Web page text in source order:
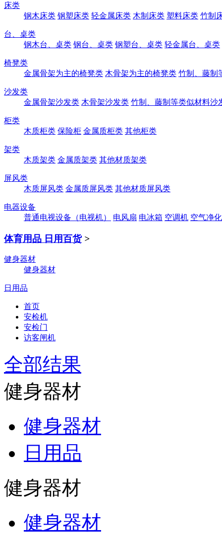
床类
钢木床类 钢塑床类 轻金属床类 木制床类 塑料床类 竹制
台、桌类
钢木台、桌类 钢台、桌类 钢塑台、桌类 轻金属台、桌类
椅凳类
金属骨架为主的椅凳类 木骨架为主的椅凳类 竹制、藤制
沙发类
金属骨架沙发类 木骨架沙发类 竹制、藤制等类似材料沙
柜类
木质柜类 保险柜 金属质柜类 其他柜类
架类
木质架类 金属质架类 其他材质架类
屏风类
木质屏风类 金属质屏风类 其他材质屏风类
电器设备
普通电视设备（电视机）
电风扇 电冰箱 空调机 空气净
体育用品 日用百货 >
健身器材
健身器材
日用品
首页
安检机
安检门
访客闸机
全部结果
健身器材
健身器材
日用品
健身器材
健身器材